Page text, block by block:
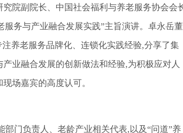
院副院长、中国社会福利与养老服务协会会
务与产业融合发展实践”主旨演讲。卓永岳董
养老服务品牌化、连锁化实践经验,分享了集
业融合发展的创新做法和经验,为积极应对人
场嘉宾的高度认可。
门负责人、老龄产业相关代表,以及“问道”养